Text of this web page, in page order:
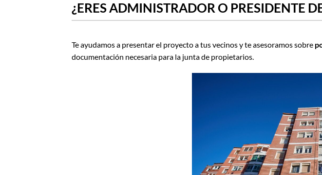
¿ERES ADMINISTRADOR O PRESIDENTE
Te ayudamos a presentar el proyecto a tus vecinos y te asesoramos sobre
documentación necesaria para la junta de propietarios.